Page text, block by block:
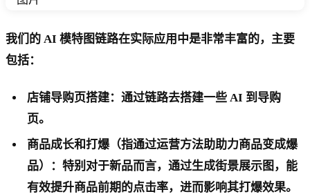
我们的 AI 模特图链路在实际应用中是非常丰富的，主要
包括：
店铺导购页搭建：通过链路去搭建一些 AI 到导购
页。
商品成长和打爆（指通过运营方法助助力商品变成爆
品）：特别对于新品而言，通过生成街景展示图，能
有效提升商品前期的点击率，进而影响其打爆效果。